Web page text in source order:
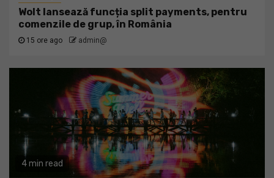
Wolt lansează funcția split payments, pentru
comenzile de grup, în România
15 ore ago admin@
4 min read